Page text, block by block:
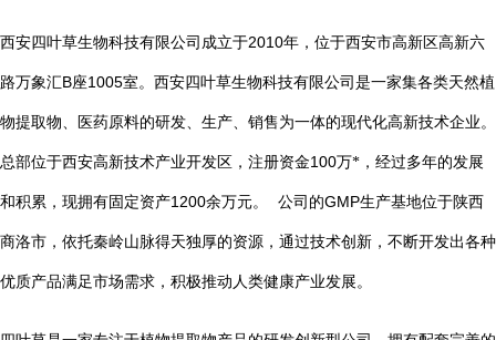
西安四叶草生物科技有限公司成立于2010年，位于西安市高新区高新六
路万象汇B座1005室。西安四叶草生物科技有限公司是一家集各类天然植
物提取物、医药原料的研发、生产、销售为一体的现代化高新技术企业。
总部位于西安高新技术产业开发区，注册资金100万*，经过多年的发展
和积累，现拥有固定资产1200余万元。 公司的GMP生产基地位于陕西
商洛市，依托秦岭山脉得天独厚的资源，通过技术创新，不断开发出各种
优质产品满足市场需求，积极推动人类健康产业发展。